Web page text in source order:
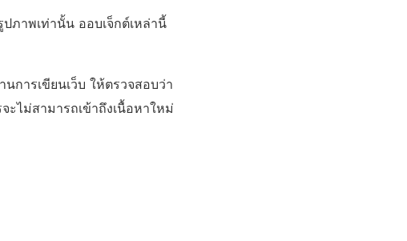
ภาพเท่านั้น ออบเจ็กต์เหล่านี้
การเขียนเว็บ ให้ตรวจสอบว่า
ไม่สามารถเข้าถึงเนื้อหาใหม่